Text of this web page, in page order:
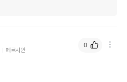
페르시안
0